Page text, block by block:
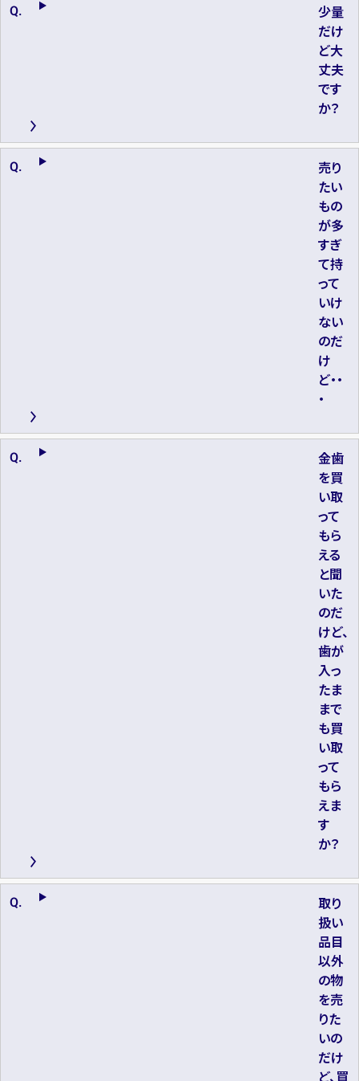
少量
だけ
ど大
丈夫
です
か？
売り
たい
もの
が多
すぎ
て持
って
いけ
ない
のだ
け
ど・・
・
金歯
を買
い取
って
もら
える
と聞
いた
のだ
けど、
歯が
入っ
たま
まで
も買
い取
って
もら
えま
す
か？
取り
扱い
品目
以外
の物
を売
りた
いの
だけ
ど、買